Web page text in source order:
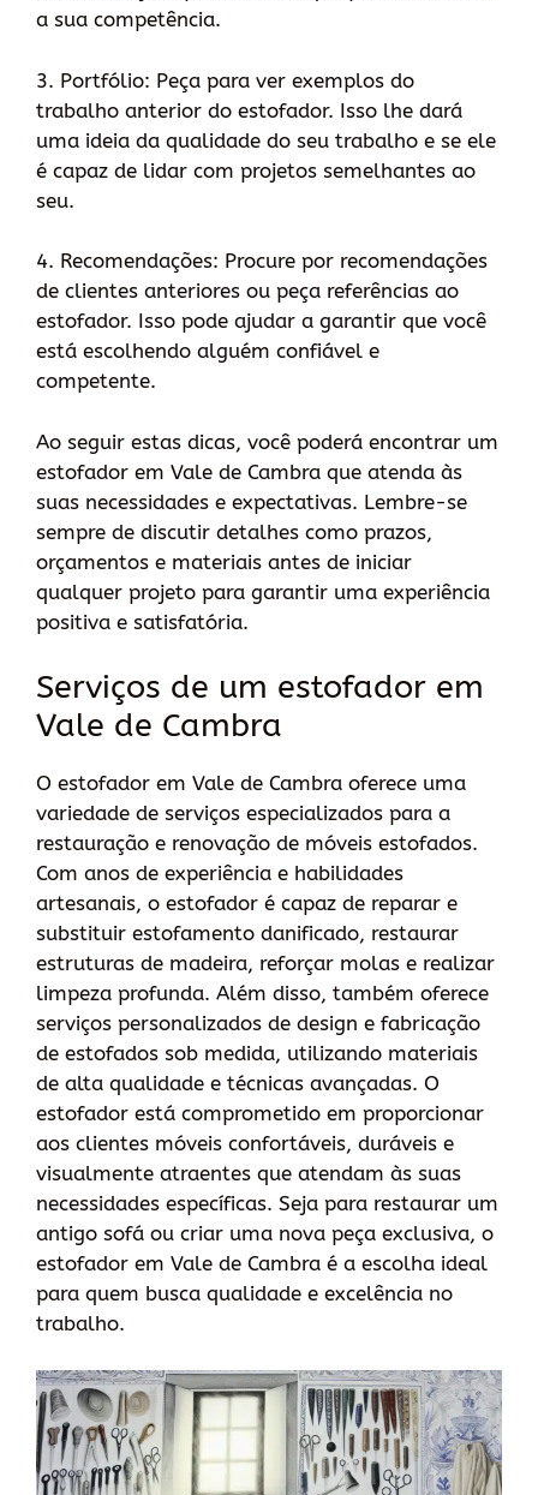
a sua competência.
3. Portfólio: Peça para ver exemplos do
trabalho anterior do estofador. Isso lhe dará
uma ideia da qualidade do seu trabalho e se ele
é capaz de lidar com projetos semelhantes ao
seu.
4. Recomendações: Procure por recomendações
de clientes anteriores ou peça referências ao
estofador. Isso pode ajudar a garantir que você
está escolhendo alguém confiável e
competente.
Ao seguir estas dicas, você poderá encontrar um
estofador em Vale de Cambra que atenda às
suas necessidades e expectativas. Lembre-se
sempre de discutir detalhes como prazos,
orçamentos e materiais antes de iniciar
qualquer projeto para garantir uma experiência
positiva e satisfatória.
Serviços de um estofador em
Vale de Cambra
O estofador em Vale de Cambra oferece uma
variedade de serviços especializados para a
restauração e renovação de móveis estofados.
Com anos de experiência e habilidades
artesanais, o estofador é capaz de reparar e
substituir estofamento danificado, restaurar
estruturas de madeira, reforçar molas e realizar
limpeza profunda. Além disso, também oferece
serviços personalizados de design e fabricação
de estofados sob medida, utilizando materiais
de alta qualidade e técnicas avançadas. O
estofador está comprometido em proporcionar
aos clientes móveis confortáveis, duráveis ​​e
visualmente atraentes que atendam às suas
necessidades específicas. Seja para restaurar um
antigo sofá ou criar uma nova peça exclusiva, o
estofador em Vale de Cambra é a escolha ideal
para quem busca qualidade e excelência no
trabalho.